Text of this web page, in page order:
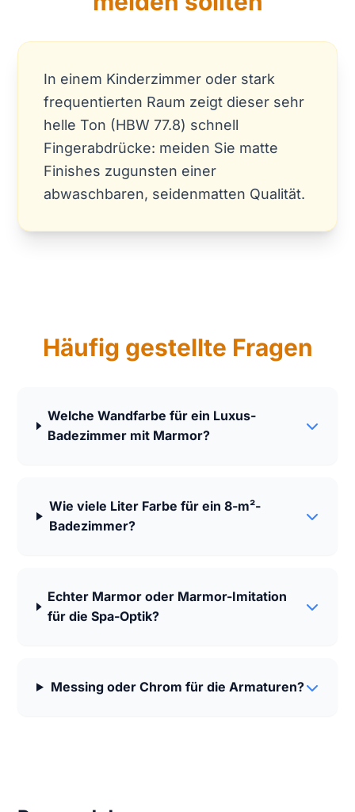
In einem Kinderzimmer oder stark
frequentierten Raum zeigt dieser sehr
helle Ton (HBW 77.8) schnell
Fingerabdrücke: meiden Sie matte
Finishes zugunsten einer
abwaschbaren, seidenmatten Qualität.
Häufig gestellte Fragen
Welche Wandfarbe für ein Luxus-
Badezimmer mit Marmor?
Wie viele Liter Farbe für ein 8-m²-
Badezimmer?
Echter Marmor oder Marmor-Imitation
für die Spa-Optik?
Messing oder Chrom für die Armaturen?